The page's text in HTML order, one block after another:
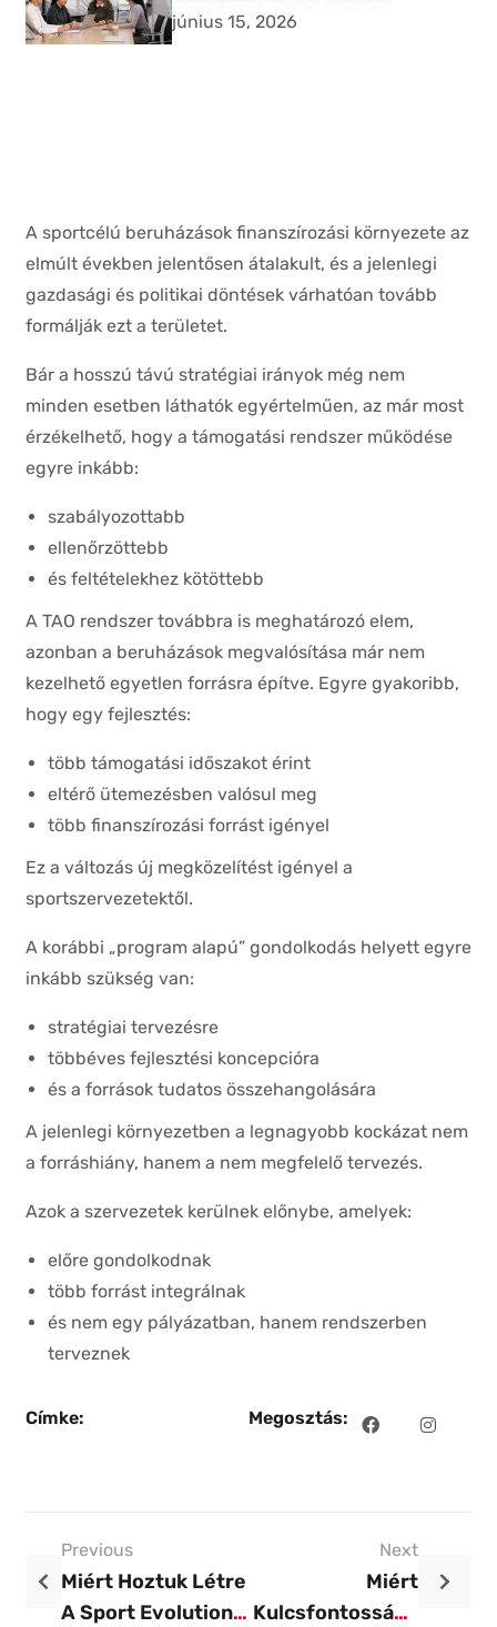
beruházásoknál?
június 15, 2026
A sportcélú beruházások finanszírozási környezete az
elmúlt években jelentősen átalakult, és a jelenlegi
gazdasági és politikai döntések várhatóan tovább
formálják ezt a területet.
Bár a hosszú távú stratégiai irányok még nem
minden esetben láthatók egyértelműen, az már most
érzékelhető, hogy a támogatási rendszer működése
egyre inkább:
szabályozottabb
ellenőrzöttebb
és feltételekhez kötöttebb
A TAO rendszer továbbra is meghatározó elem,
azonban a beruházások megvalósítása már nem
kezelhető egyetlen forrásra építve. Egyre gyakoribb,
hogy egy fejlesztés:
több támogatási időszakot érint
eltérő ütemezésben valósul meg
több finanszírozási forrást igényel
Ez a változás új megközelítést igényel a
sportszervezetektől.
A korábbi „program alapú” gondolkodás helyett egyre
inkább szükség van:
stratégiai tervezésre
többéves fejlesztési koncepcióra
és a források tudatos összehangolására
A jelenlegi környezetben a legnagyobb kockázat nem
a forráshiány, hanem a nem megfelelő tervezés.
Azok a szervezetek kerülnek előnybe, amelyek:
előre gondolkodnak
több forrást integrálnak
és nem egy pályázatban, hanem rendszerben
terveznek
Címke: Megosztás:
Previous
Miért Hoztuk Létre
A Sport Evolution
Next
Miért
Kulcsfontosságú